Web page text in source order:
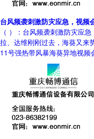
台风频袭刺激防灾应急，视频
（ ）：台风频袭刺激防灾应
拉、达维刚刚过去，海葵又来
11号强热带风暴海葵异地视频